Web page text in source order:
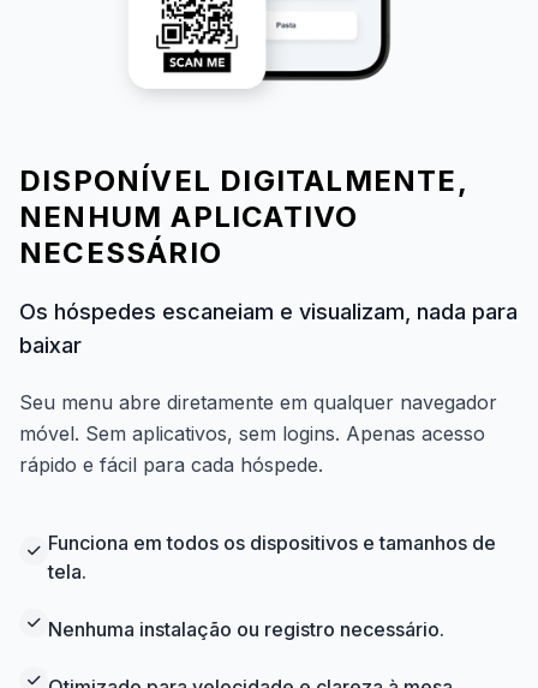
DISPONÍVEL DIGITALMENTE,
NENHUM APLICATIVO
NECESSÁRIO
Os hóspedes escaneiam e visualizam, nada para
baixar
Seu menu abre diretamente em qualquer navegador
móvel. Sem aplicativos, sem logins. Apenas acesso
rápido e fácil para cada hóspede.
Funciona em todos os dispositivos e tamanhos de
tela.
Nenhuma instalação ou registro necessário.